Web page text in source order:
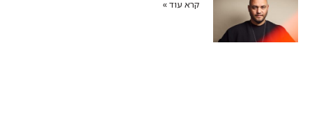
קרא עוד »